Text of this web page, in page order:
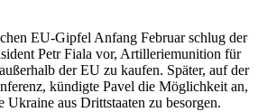
EU-Gipfel Anfang Februar schlug der
Petr Fiala vor, Artilleriemunition für
der EU zu kaufen. Später, auf der
kündigte Pavel die Möglichkeit an,
Ukraine aus Drittstaaten zu besorgen.